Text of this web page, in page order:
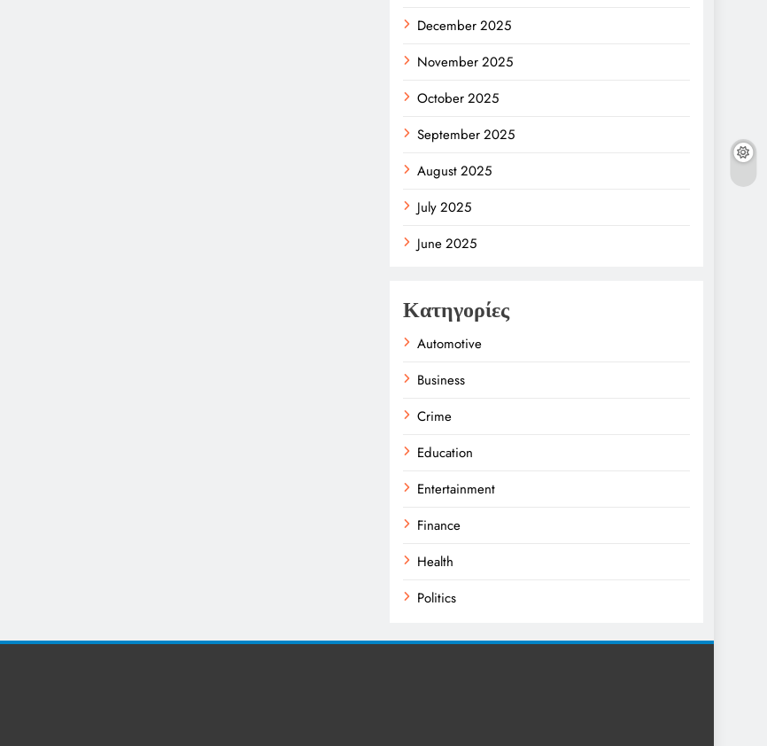
December 2025
November 2025
October 2025
September 2025
August 2025
July 2025
June 2025
Κατηγορίες
Automotive
Business
Crime
Education
Entertainment
Finance
Health
Politics